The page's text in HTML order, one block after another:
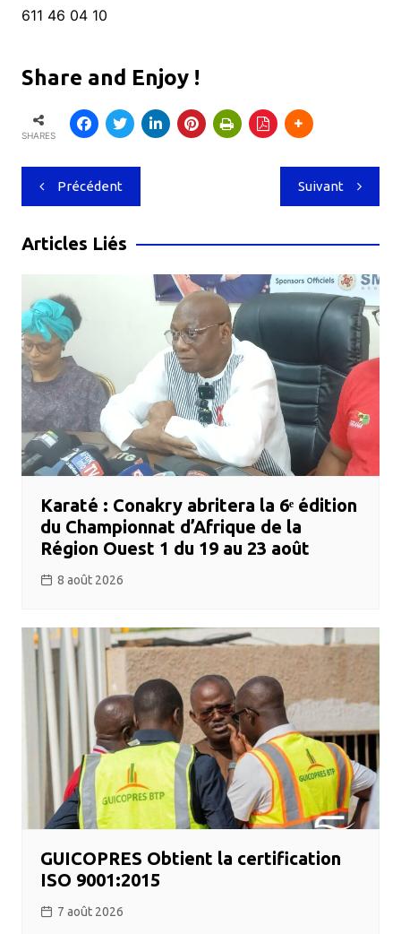
611 46 04 10
Share and Enjoy !
SHARES
Navigation
de
l’article
Précédent Suivant
Articles Liés
Karaté : Conakry abritera la 6ᵉ édition
du Championnat d’Afrique de la
Région Ouest 1 du 19 au 23 août
8 août 2026
GUICOPRES Obtient la certification
ISO 9001:2015
7 août 2026